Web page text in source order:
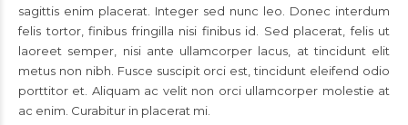
sagittis enim placerat. Integer sed nunc leo. Donec interdum
felis tortor, finibus fringilla nisi finibus id. Sed placerat, felis ut
laoreet semper, nisi ante ullamcorper lacus, at tincidunt elit
metus non nibh. Fusce suscipit orci est, tincidunt eleifend odio
porttitor et. Aliquam ac velit non orci ullamcorper molestie at
ac enim. Curabitur in placerat mi.